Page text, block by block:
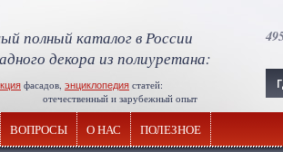
полный каталог в России
декора из полиуретана:
фасадов, энциклопедия статей:
и зарубежный опыт
ВОПРОСЫ О НАС ПОЛЕЗНОЕ